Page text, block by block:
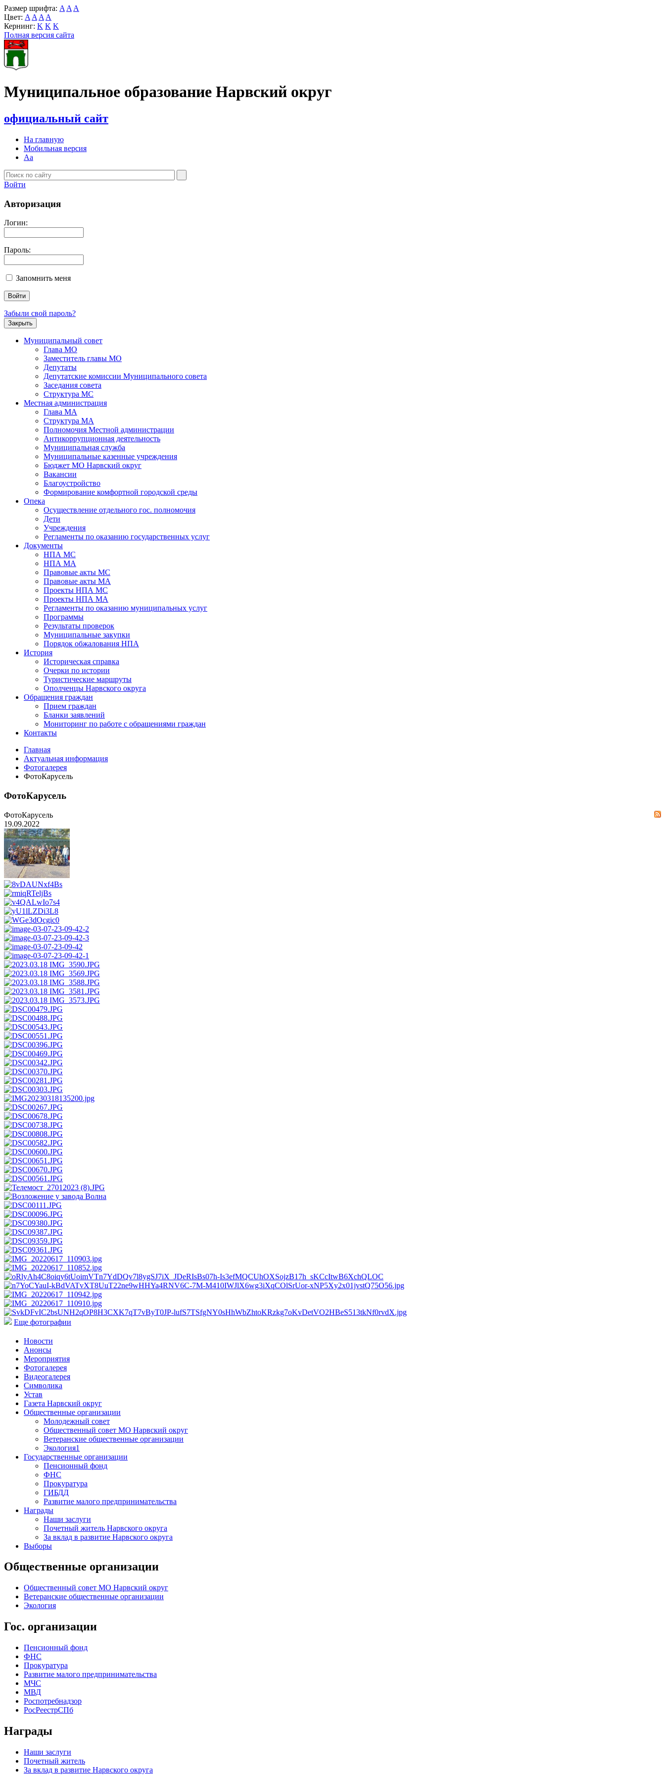
Размер шрифта: A A A
Цвет: A A A A
Кернинг: K K K
Полная версия сайта
Муниципальное образование Нарвский округ
официальный сайт
На главную
Мобильная версия
Aa
Войти
Авторизация
Логин:
Пароль:
Запомнить меня
Забыли свой пароль?
Закрыть
Муниципальный совет
Глава МО
Заместитель главы МО
Депутаты
Депутатские комиссии Муниципального совета
Заседания совета
Структура МС
Местная администрация
Глава МА
Структура МА
Полномочия Местной администрации
Антикоррупционная деятельность
Муниципальная служба
Муниципальные казенные учреждения
Бюджет МО Нарвский округ
Вакансии
Благоустройство
Формирование комфортной городской среды
Опека
Осуществление отдельного гос. полномочия
Дети
Учреждения
Регламенты по оказанию государственных услуг
Документы
НПА МС
НПА МА
Правовые акты МС
Правовые акты МА
Проекты НПА МС
Проекты НПА МА
Регламенты по оказанию муниципальных услуг
Программы
Результаты проверок
Муниципальные закупки
Порядок обжалования НПА
История
Историческая справка
Очерки по истории
Туристические маршруты
Ополченцы Нарвского округа
Обращения граждан
Прием граждан
Бланки заявлений
Мониторинг по работе с обращениями граждан
Контакты
Главная
Актуальная информация
Фотогалерея
ФотоКарусель
ФотоКарусель
ФотоКарусель
19.09.2022
Еще фотографии
Новости
Анонсы
Мероприятия
Фотогалерея
Видеогалерея
Символика
Устав
Газета Нарвский округ
Общественные организации
Молодежный совет
Общественный совет МО Нарвский округ
Ветеранские общественные организации
Экология1
Государственные организации
Пенсионный фонд
ФНС
Прокуратура
ГИБДД
Развитие малого предпринимательства
Награды
Наши заслуги
Почетный житель Нарвского округа
За вклад в развитие Нарвского округа
Выборы
Общественные организации
Общественный совет МО Нарвский округ
Ветеранские общественные организации
Экология
Гос. организации
Пенсионный фонд
ФНС
Прокуратура
Развитие малого предпринимательства
МЧС
МВД
Роспотребнадзор
РосРеестрСПб
Награды
Наши заслуги
Почетный житель
За вклад в развитие Нарвского округа